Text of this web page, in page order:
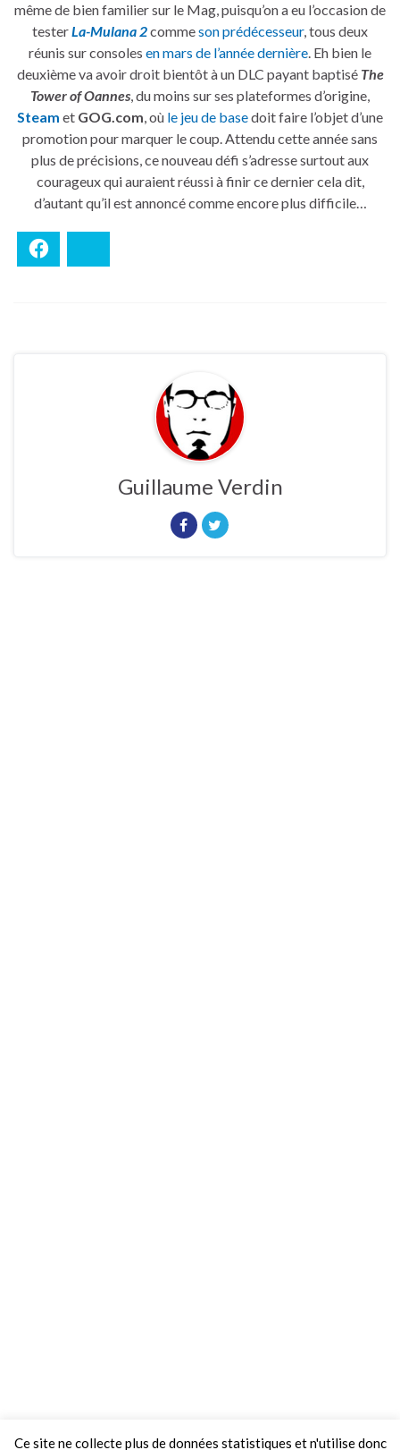
même de bien familier sur le Mag, puisqu’on a eu l’occasion de
testerLa-Mulana 2commeson prédécesseur, tous deux
réunis sur consoles en mars de l’année dernière. Eh bien le
deuxième va avoir droit bientôt à un DLC payant baptisé The
Tower of Oannes, du moins sur ses plateformes d’origine,
Steam et GOG.com, où le jeu de basedoit faire l’objet d’une
promotion pour marquer le coup. Attendu cette année sans
plus de précisions, ce nouveau défi s’adresse surtout aux
courageux qui auraient réussi à finir ce dernier cela dit,
d’autant qu’il est annoncé comme encore plus difficile…
Guillaume Verdin
Ce site ne collecte plus de données statistiques et n'utilise donc